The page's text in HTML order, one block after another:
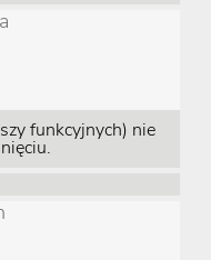
funkcyjnych) nie